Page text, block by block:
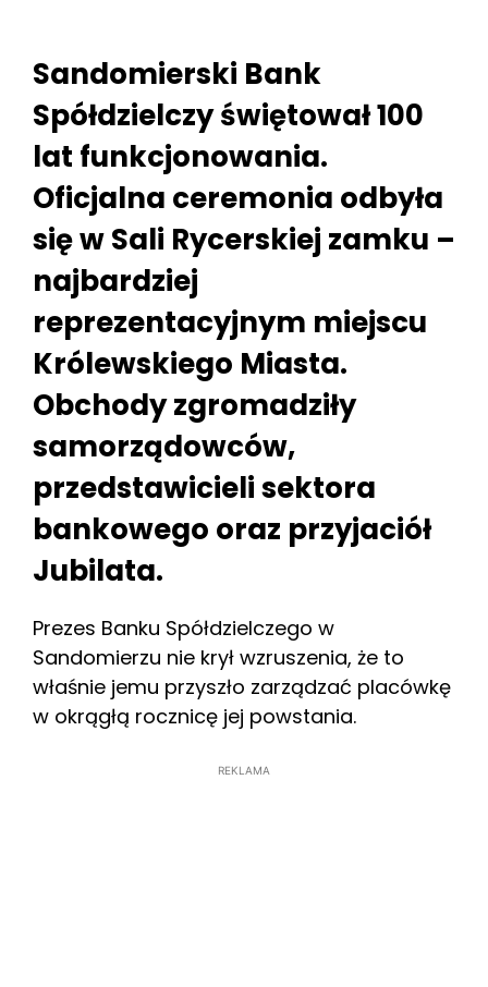
Sandomierski Bank
Spółdzielczy świętował 100
lat funkcjonowania.
Oficjalna ceremonia odbyła
się w Sali Rycerskiej zamku –
najbardziej
reprezentacyjnym miejscu
Królewskiego Miasta.
Obchody zgromadziły
samorządowców,
przedstawicieli sektora
bankowego oraz przyjaciół
Jubilata.
Prezes Banku Spółdzielczego w
Sandomierzu nie krył wzruszenia, że to
właśnie jemu przyszło zarządzać placówkę
w okrągłą rocznicę jej powstania.
REKLAMA